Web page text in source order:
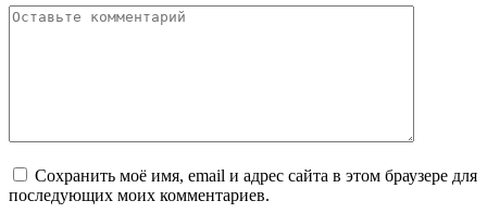
Сохранить моё имя, email и адрес сайта в этом браузере для
последующих моих комментариев.